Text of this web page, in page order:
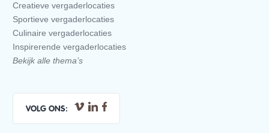
Creatieve vergaderlocaties
Sportieve vergaderlocaties
Culinaire vergaderlocaties
Inspirerende vergaderlocaties
Bekijk alle thema’s
VOLG ONS: